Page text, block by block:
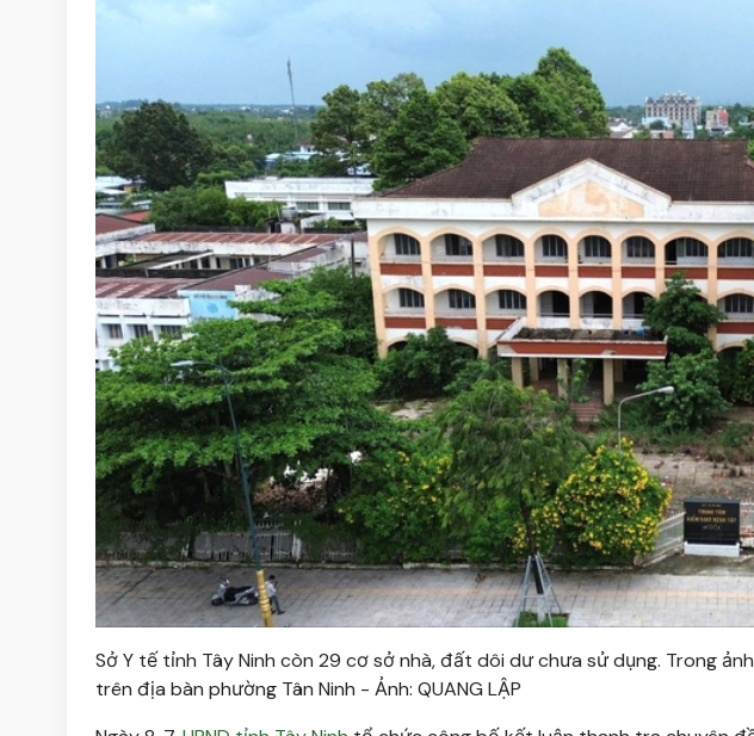
Sở Y tế tỉnh Tây Ninh còn 29 cơ sở nhà, đất dôi dư chưa sử dụng. Trong
trên địa bàn phường Tân Ninh - Ảnh: QUANG LẬP